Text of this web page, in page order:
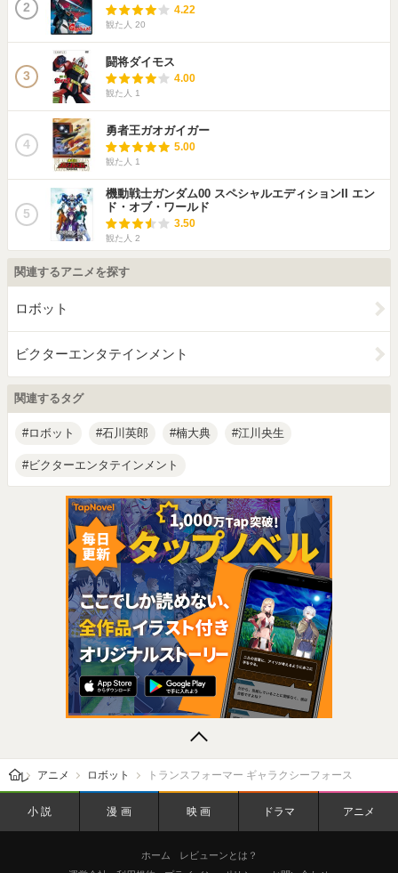
2 4.22
観た人 20
3
闘将ダイモス
4.00
観た人 1
4
勇者王ガオガイガー
5.00
観た人 1
5
機動戦士ガンダム00 スペシャルエディションII エン
ド・オブ・ワールド
3.50
観た人 2
関連するアニメを探す
ロボット
ビクターエンタテインメント
関連するタグ
ロボット 石川英郎 楠大典 江川央生
ビクターエンタテインメント
レビューン トップ
アニメ ロボット トランスフォーマー ギャラクシーフォース
小説 漫画 映画 ドラマ アニメ
ホーム
レビューンとは？